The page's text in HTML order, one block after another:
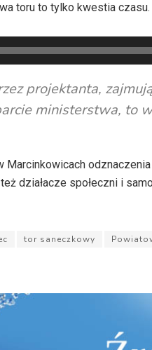
toru to tylko kwestia czasu.
projektanta,
ministerstwa, to
działacze społeczni i
tor saneczkowy